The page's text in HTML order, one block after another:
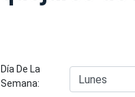
Día De La
Semana: